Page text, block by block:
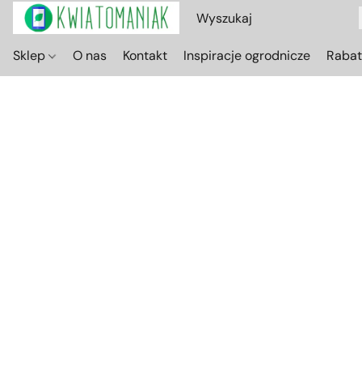
Sklep O nas Kontakt Inspiracje ogrodnicze